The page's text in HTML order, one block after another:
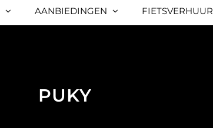
AANBIEDINGEN FIETSVERHUUR
PUKY